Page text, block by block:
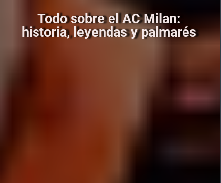
Todo sobre el AC Milan:
historia, leyendas y palmarés